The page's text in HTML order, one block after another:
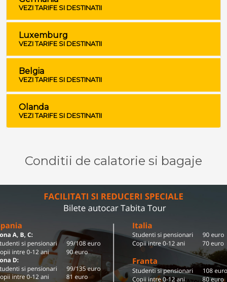
VEZI TARIFE SI DESTINATII
Luxemburg
VEZI TARIFE SI DESTINATII
Belgia
VEZI TARIFE SI DESTINATII
Olanda
VEZI TARIFE SI DESTINATII
Conditii de calatorie si bagaje